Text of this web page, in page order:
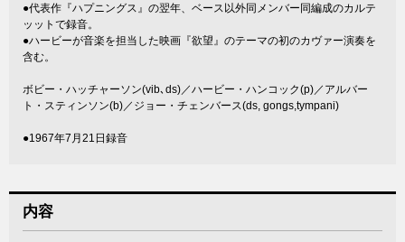
●代表作『ハプニングス』の翌年、ベース以外同メンバー同編成のカルテ
ッットで録音。
●ハービーが音楽を担当した映画『欲望』のテーマの初のカヴァー演奏を
含む。
ボビー・ハッチャーソン(vib､ds)／ハービー・ハンコック(p)／アルバー
ト・スティンソン(b)／ジョー・チェンバース(ds, gongs,tympani)
●1967年7月21日録音
内容